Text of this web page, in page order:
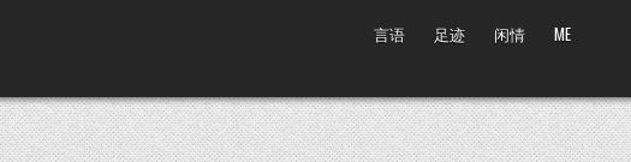
言语 足迹 闲情 ME